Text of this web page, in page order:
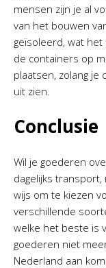
mensen zijn je al
van het bouwen
geïsoleerd, wat
de containers op
plaatsen, zolang
uit zien.
Conclusie
Wil je goederen
dagelijks transport,
wijs om te kiezen
verschillende
welke het beste is
goederen niet
Nederland aan